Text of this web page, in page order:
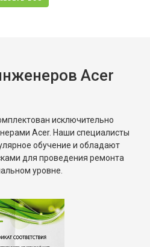
Acer
исключительно
Acer. Наши специалисты
обучение и обладают
для проведения ремонта
уровне.